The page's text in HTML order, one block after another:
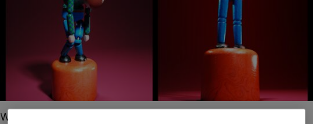
Wie gelingt es, sich immer aufzurappeln? Resilienz ist, was